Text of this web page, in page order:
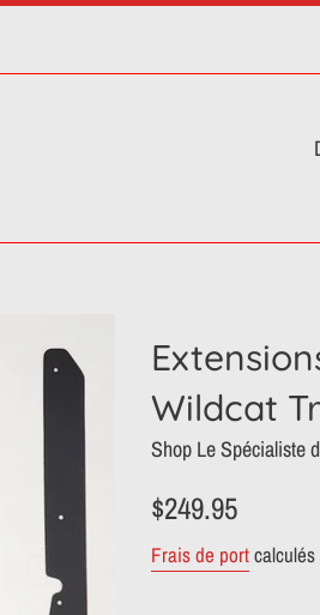
Wildcat
Shop Le Spécialiste
Prix
$249.95
Frais de port